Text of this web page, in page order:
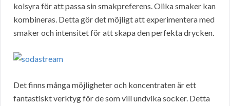
kolsyra för att passa sin smakpreferens. Olika smaker kan
kombineras. Detta gör det möjligt att experimentera med
smaker och intensitet för att skapa den perfekta drycken.
Det finns många möjligheter och koncentraten är ett
fantastiskt verktyg för de som vill undvika socker. Detta